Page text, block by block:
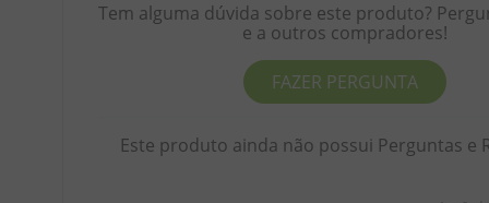
Tem alguma dúvida sobre este produto?
e a outros compradores!
FAZER PERGUNTA
Este produto ainda não possui Perguntas e